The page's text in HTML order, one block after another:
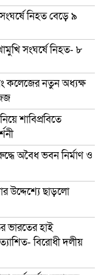
নিহত বেড়ে ৯
সংঘর্ষে নিহত- ৮
কলেজের নতুন অধ্যক্ষ
শাবিপ্রবিতে
অবৈধ ভবন নির্মাণ ও
উদ্দেশ্যে ছাড়লো
ভারতের হাই
বিরোধী দলীয়